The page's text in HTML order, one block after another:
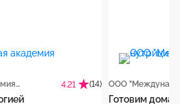
ООО "Международная академия нутрициологии" 4.21 (14)
Готовим дома